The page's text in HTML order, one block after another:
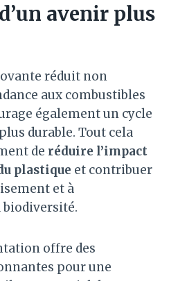
avenir plus
réduit non
aux combustibles
également un cycle
durable. Tout cela
de réduire l’impact
plastique et contribuer
et à
biodiversité.
offre des
pour une